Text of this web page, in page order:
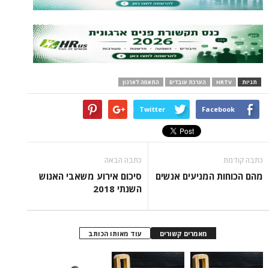
תגיות HRTV הערכת עובדים התאמה לארגון
Facebook
Twitter
כתבה קודמת
מהם הכוחות המניעים אנשים
כתבה הבאה
סיכום אירוע משאבי האנוש
השנתי 2018
מאמרים קשורים עוד מאותו הכותב